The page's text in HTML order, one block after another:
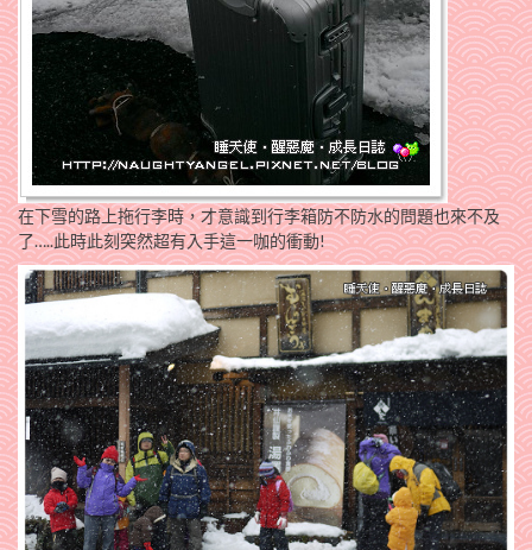
在下雪的路上拖行李時，才意識到行李箱防不防水的問題也來不及
了…..此時此刻突然超有入手這一咖的衝動!